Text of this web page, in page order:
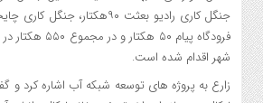
فرودگاه پیام ۵۰
شهر اقدام شده است.
زارع به پروژه های توسعه شبکه آب اشاره کرد و